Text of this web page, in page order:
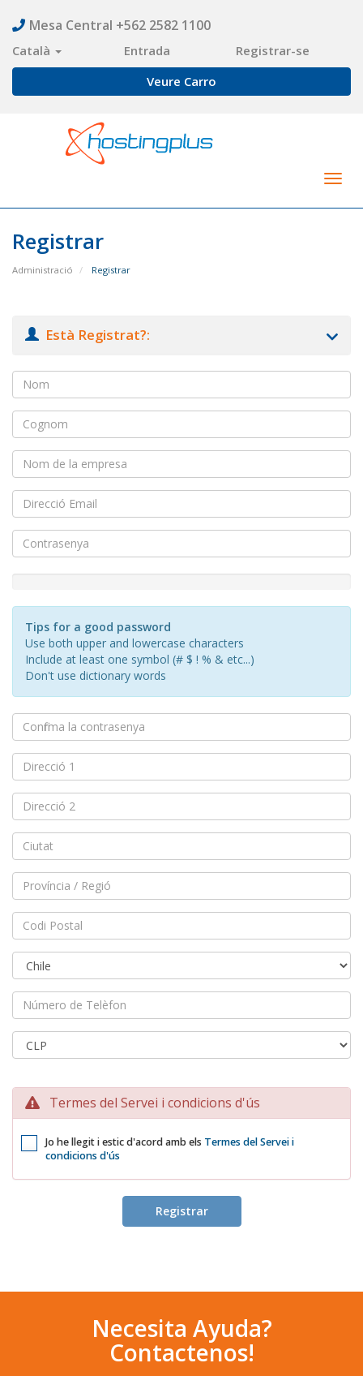
Mesa Central +562 2582 1100
Català Entrada
Registrar-se
Veure Carro
Registrar
Administració Registrar
Està Registrat?:
Rating:
Tips for a good password
Use both upper and lowercase characters
Include at least one symbol (# $ ! % & etc...)
Don't use dictionary words
Termes del Servei i condicions d'ús
Jo he llegit i estic d'acord amb els Termes del Servei i
condicions d'ús
Necesita Ayuda?
Contactenos!